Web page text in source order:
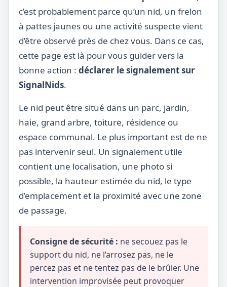
c’est probablement parce qu’un nid, un frelon
à pattes jaunes ou une activité suspecte vient
d’être observé près de chez vous. Dans ce cas,
cette page est là pour vous guider vers la
bonne action : déclarer le signalement sur
SignalNids.
Le nid peut être situé dans un parc, jardin,
haie, grand arbre, toiture, résidence ou
espace communal. Le plus important est de ne
pas intervenir seul. Un signalement utile
contient une localisation, une photo si
possible, la hauteur estimée du nid, le type
d’emplacement et la proximité avec une zone
de passage.
Consigne de sécurité : ne secouez pas le
support du nid, ne l’arrosez pas, ne le
percez pas et ne tentez pas de le brûler. Une
intervention improvisée peut provoquer